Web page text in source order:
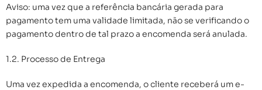
Aviso: uma vez que a referência bancária gerada para
pagamento tem uma validade limitada, não se verificando o
pagamento dentro de tal prazo a encomenda será anulada.
1.2. Processo de Entrega
Uma vez expedida a encomenda, o cliente receberá um e-